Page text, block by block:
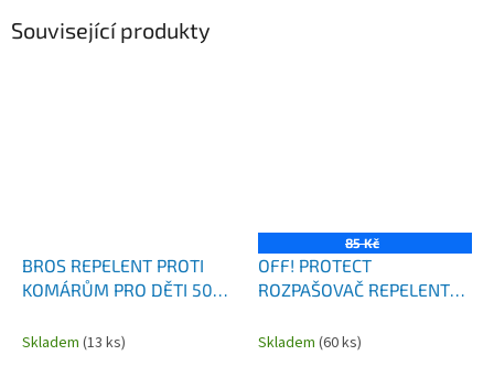
Související produkty
BROS REPELENT PROTI
KOMÁRŮM PRO DĚTI 50
Skladem (13 ks)
85 Kč
OFF! PROTECT
ROZPAŠOVAČ REPELENT
KLÍŠŤATŮM 100 ML
Skladem (60 ks)